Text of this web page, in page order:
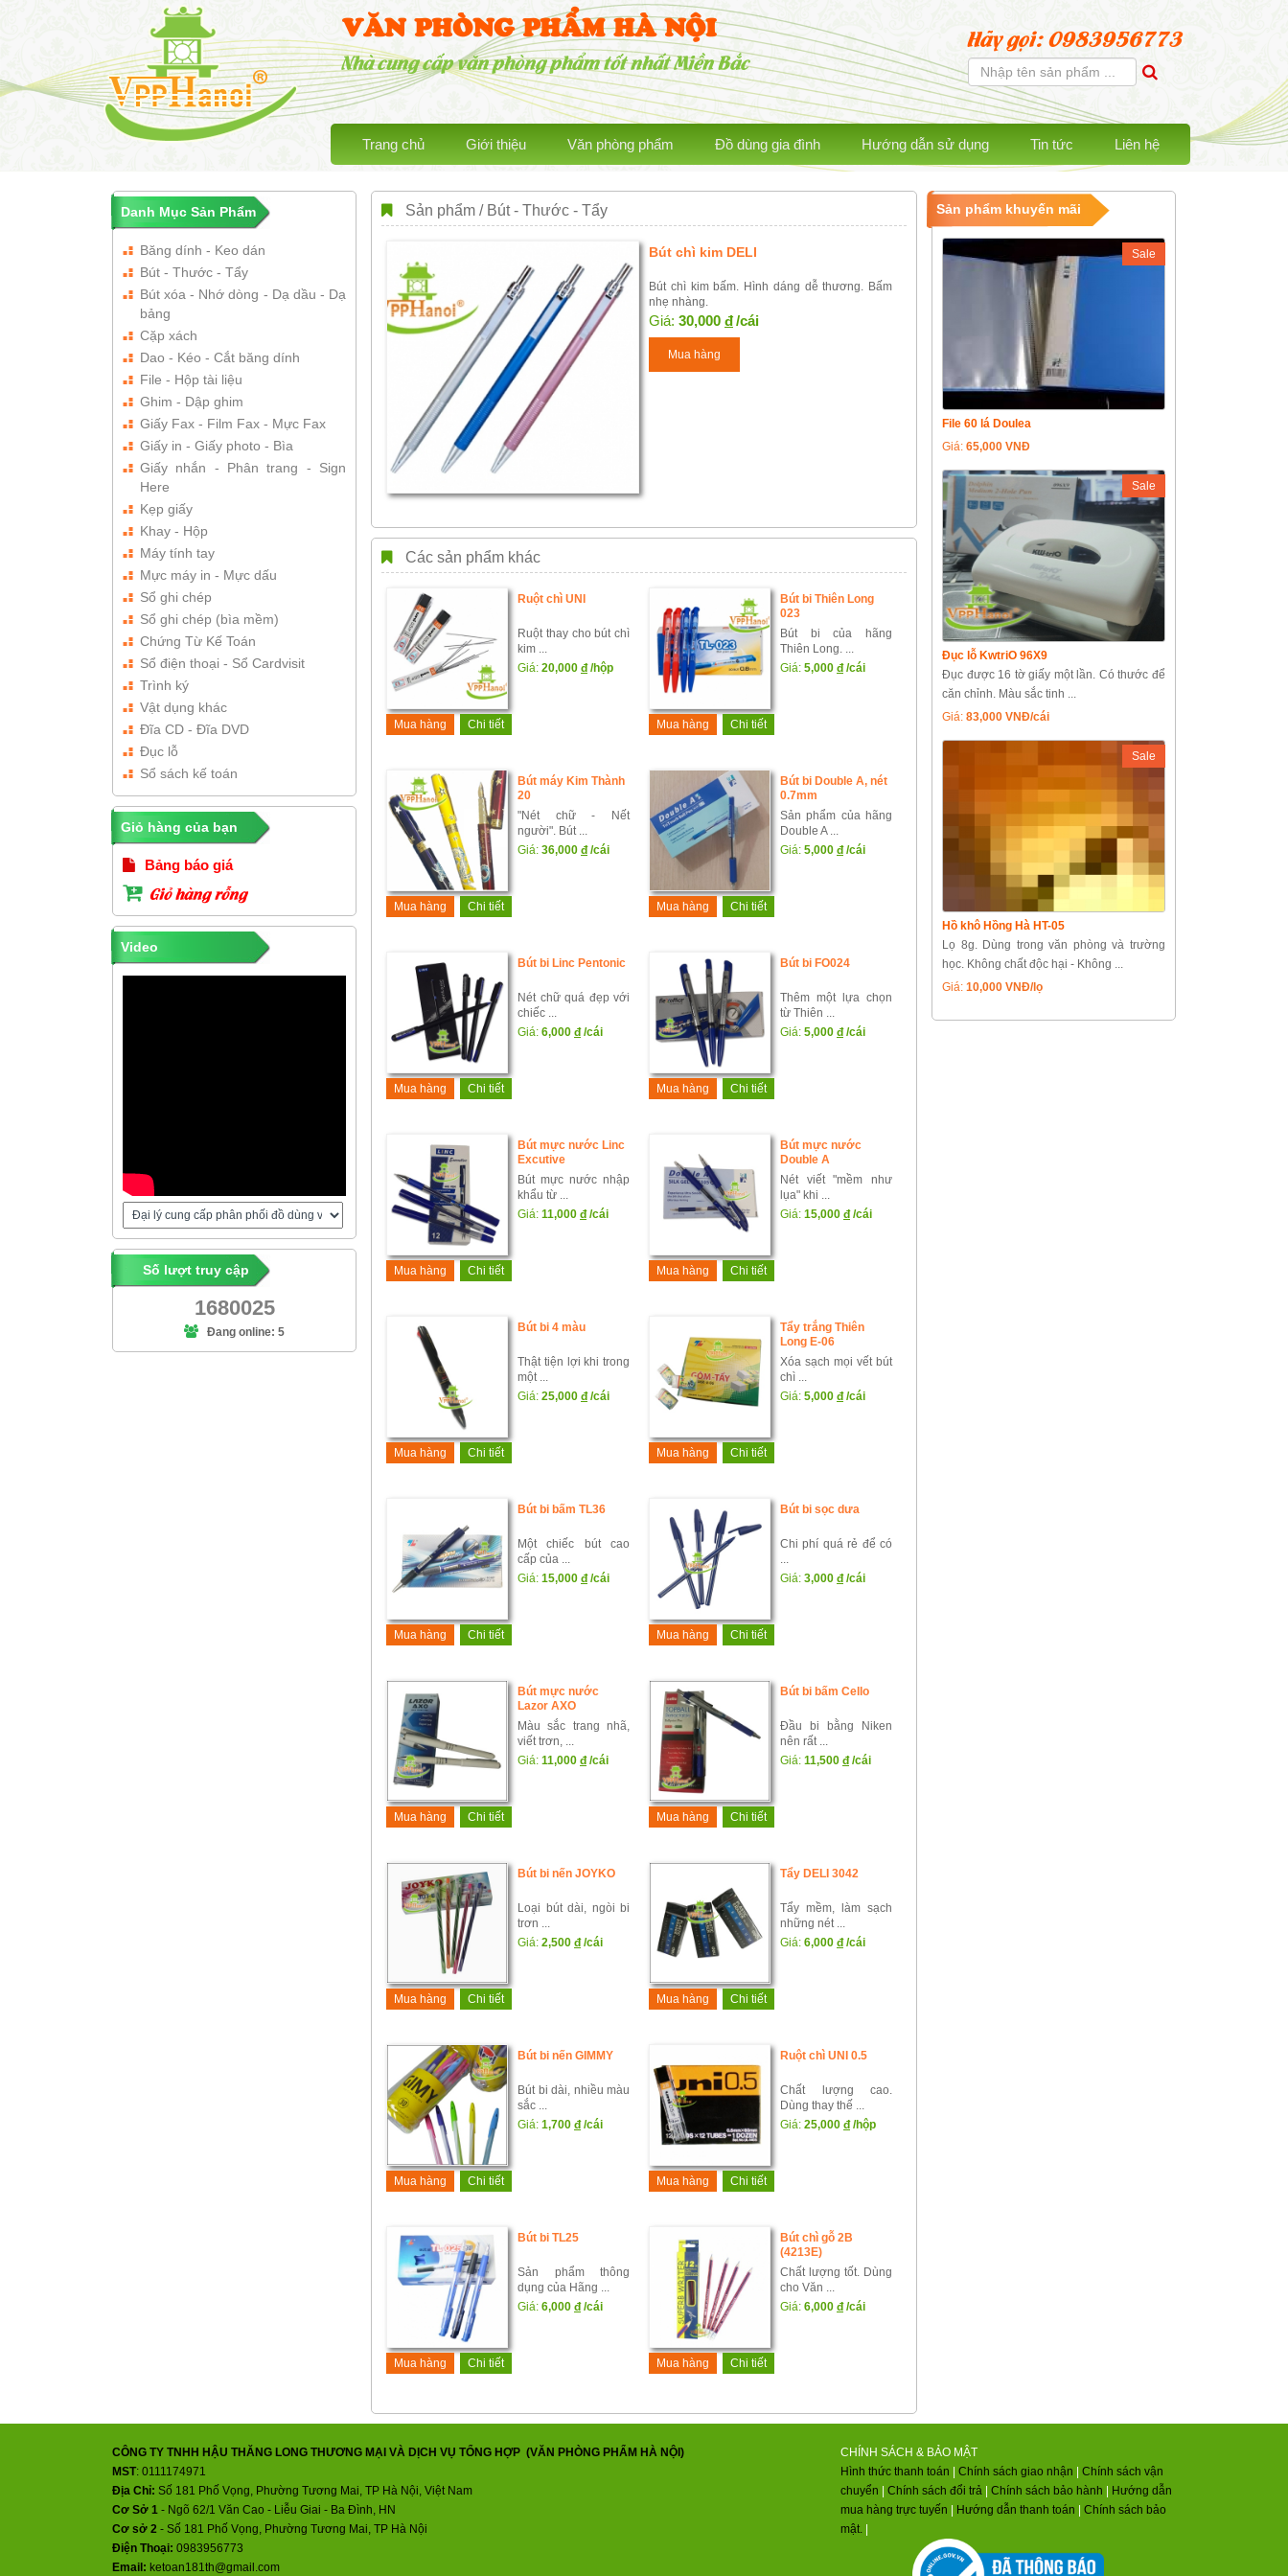
VĂN PHÒNG PHẨM HÀ NỘI
Nhà cung cấp văn phòng phẩm tốt nhất Miền Bắc
Hãy gọi: 0983956773
Trang chủ Giới thiệu Văn phòng phẩm Đồ dùng gia đình Hướng dẫn sử dụng Tin tức Liên hệ
Danh Mục Sản Phẩm
Băng dính - Keo dán
Bút - Thước - Tẩy
Bút xóa - Nhớ dòng - Dạ dầu - Dạ
bảng
Cặp xách
Dao - Kéo - Cắt băng dính
File - Hộp tài liệu
Ghim - Dập ghim
Giấy Fax - Film Fax - Mực Fax
Giấy in - Giấy photo - Bìa
Giấy nhắn - Phân trang - Sign
Here
Kẹp giấy
Khay - Hộp
Máy tính tay
Mực máy in - Mực dấu
Sổ ghi chép
Sổ ghi chép (bìa mềm)
Chứng Từ Kế Toán
Sổ điện thoại - Sổ Cardvisit
Trình ký
Vật dụng khác
Đĩa CD - Đĩa DVD
Đục lỗ
Sổ sách kế toán
Giỏ hàng của bạn
Bảng báo giá
Giỏ hàng rỗng
Video
Số lượt truy cập
1680025
Đang online: 5
Sản phẩm / Bút - Thước - Tẩy
Bút chì kim DELI
Bút chì kim bấm. Hình dáng dễ thương. Bấm
nhẹ nhàng.
Giá: 30,000 đ/cái
Mua hàng
Các sản phẩm khác
Ruột chì UNI
Ruột thay cho bút chì
kim ...
Giá: 20,000 đ /hộp
Mua hàng Chi tiết
Bút bi Thiên Long
023
Bút bi của hãng
Thiên Long. ...
Giá: 5,000 đ /cái
Mua hàng Chi tiết
Bút máy Kim Thành
20
"Nét chữ - Nết
người". Bút ...
Giá: 36,000 đ /cái
Mua hàng Chi tiết
Bút bi Double A, nét
0.7mm
Sản phẩm của hãng
Double A ...
Giá: 5,000 đ /cái
Mua hàng Chi tiết
Bút bi Linc Pentonic
Nét chữ quá đẹp với
chiếc ...
Giá: 6,000 đ /cái
Mua hàng Chi tiết
Bút bi FO024
Thêm một lựa chọn
từ Thiên ...
Giá: 5,000 đ /cái
Mua hàng Chi tiết
Bút mực nước Linc
Excutive
Bút mực nước nhập
khẩu từ ...
Giá: 11,000 đ /cái
Mua hàng Chi tiết
Bút mực nước
Double A
Nét viết "mềm như
lụa" khi ...
Giá: 15,000 đ /cái
Mua hàng Chi tiết
Bút bi 4 màu
Thật tiện lợi khi trong
một ...
Giá: 25,000 đ /cái
Mua hàng Chi tiết
Tẩy trắng Thiên
Long E-06
Xóa sạch mọi vết bút
chì ...
Giá: 5,000 đ /cái
Mua hàng Chi tiết
Bút bi bấm TL36
Một chiếc bút cao
cấp của ...
Giá: 15,000 đ /cái
Mua hàng Chi tiết
Bút bi sọc dưa
Chi phí quá rẻ để có
...
Giá: 3,000 đ /cái
Mua hàng Chi tiết
Bút mực nước
Lazor AXO
Màu sắc trang nhã,
viết trơn, ...
Giá: 11,000 đ /cái
Mua hàng Chi tiết
Bút bi bấm Cello
Đầu bi bằng Niken
nên rất ...
Giá: 11,500 đ /cái
Mua hàng Chi tiết
Bút bi nến JOYKO
Loại bút dài, ngòi bi
trơn ...
Giá: 2,500 đ /cái
Mua hàng Chi tiết
Tẩy DELI 3042
Tẩy mềm, làm sạch
những nét ...
Giá: 6,000 đ /cái
Mua hàng Chi tiết
Bút bi nến GIMMY
Bút bi dài, nhiều màu
sắc ...
Giá: 1,700 đ /cái
Mua hàng Chi tiết
Ruột chì UNI 0.5
Chất lượng cao.
Dùng thay thế ...
Giá: 25,000 đ /hộp
Mua hàng Chi tiết
Bút bi TL25
Sản phẩm thông
dụng của Hãng ...
Giá: 6,000 đ /cái
Mua hàng Chi tiết
Bút chì gỗ 2B
(4213E)
Chất lượng tốt. Dùng
cho Văn ...
Giá: 6,000 đ /cái
Mua hàng Chi tiết
Sản phẩm khuyến mãi
Sale
File 60 lá Doulea
Giá: 65,000 VNĐ
Sale
Đục lỗ KwtriO 96X9
Đục được 16 tờ giấy một lần. Có thước để
căn chỉnh. Màu sắc tinh ...
Giá: 83,000 VNĐ/cái
Sale
Hồ khô Hồng Hà HT-05
Lọ 8g. Dùng trong văn phòng và trường
học. Không chất độc hại - Không ...
Giá: 10,000 VNĐ/lọ
CÔNG TY TNHH HẬU THĂNG LONG THƯƠNG MẠI VÀ DỊCH VỤ TỔNG HỢP (VĂN PHÒNG PHẨM HÀ NỘI)
MST: 0111174971
Địa Chỉ: Số 181 Phố Vọng, Phường Tương Mai, TP Hà Nội, Việt Nam
Cơ Sở 1 - Ngõ 62/1 Văn Cao - Liễu Giai - Ba Đình, HN
Cơ sở 2 - Số 181 Phố Vọng, Phường Tương Mai, TP Hà Nội
Điện Thoại: 0983956773
Email: ketoan181th@gmail.com
CHÍNH SÁCH & BẢO MẬT
Hình thức thanh toán
Chính sách giao nhận
Chính sách vận
chuyển
Chính sách đổi trả Chính sách bảo hành
Hướng dẫn
mua hàng trực tuyến
Hướng dẫn thanh toán
Chính sách bảo
mật.